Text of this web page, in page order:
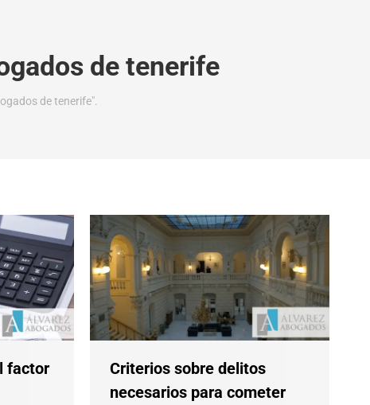
de tenerife
de tenerife".
factor
Criterios sobre delitos
necesarios para cometer